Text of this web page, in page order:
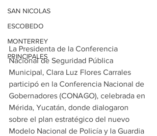
SAN NICOLAS
ESCOBEDO
MONTERREY
PRINCIPALES
La Presidenta de la Conferencia
Nacional de Seguridad Pública
Municipal, Clara Luz Flores Carrales
participó en la Conferencia Nacional de
Gobernadores (CONAGO), celebrada en
Mérida, Yucatán, donde dialogaron
sobre el plan estratégico del nuevo
Modelo Nacional de Policía y la Guardia